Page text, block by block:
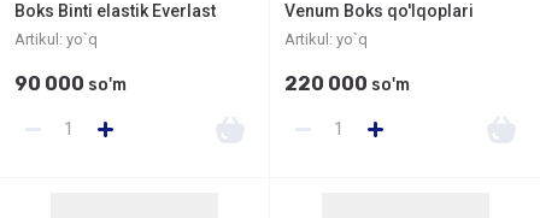
Boks Binti elastik Everlast
Artikul: yo`q
90 000 so'm
Venum Boks qo'lqoplari
Artikul: yo`q
220 000 so'm